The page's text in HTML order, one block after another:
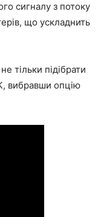
сигналу з потоку
що ускладнить
тільки підібрати
вибравши опцію